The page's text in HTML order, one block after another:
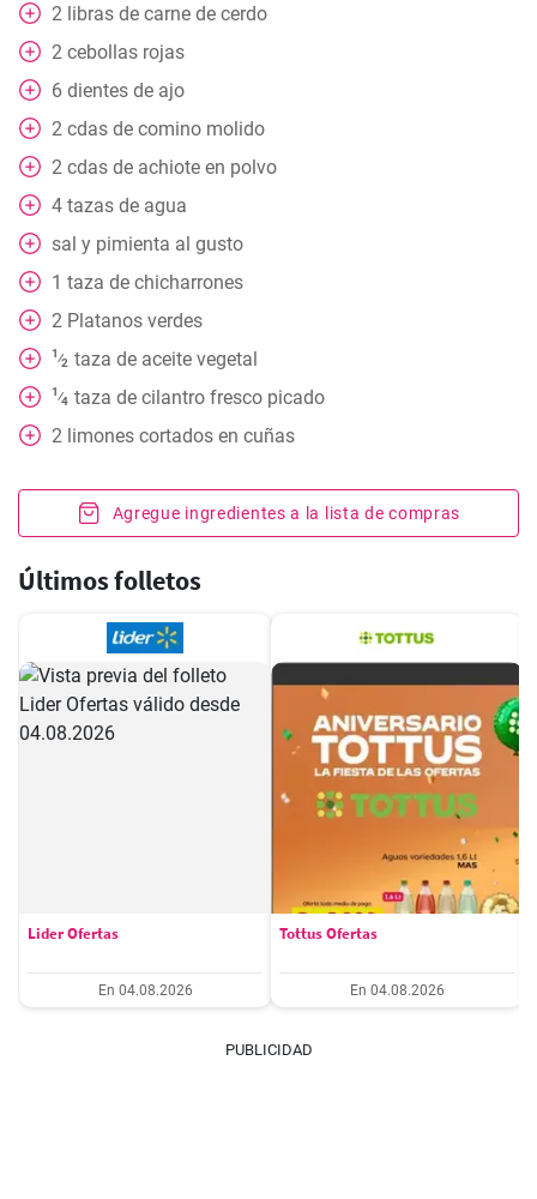
2 libras de carne de cerdo
2 cebollas rojas
6 dientes de ajo
2 cdas de comino molido
2 cdas de achiote en polvo
4 tazas de agua
sal y pimienta al gusto
1 taza de chicharrones
2 Platanos verdes
1⁄2 taza de aceite vegetal
1⁄4 taza de cilantro fresco picado
2 limones cortados en cuñas
Agregue ingredientes a la lista de compras
Últimos folletos
Lider Ofertas
En 04.08.2026
Tottus Ofertas
En 04.08.2026
PUBLICIDAD